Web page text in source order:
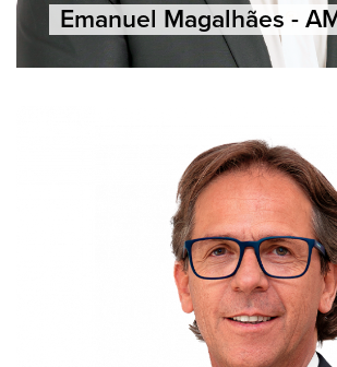
Emanuel Magalhães -